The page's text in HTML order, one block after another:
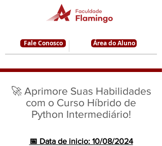
Fale Conosco Área do Aluno
🚀 Aprimore Suas Habilidades
com o Curso Híbrido de
Python Intermediário!
📅 Data de inicio: 10/08/2024